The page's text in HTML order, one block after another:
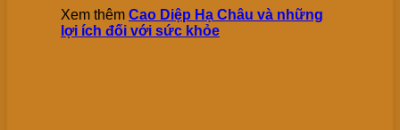
Xem thêm Cao Diệp Hạ Châu và những
lợi ích đối với sức khỏe